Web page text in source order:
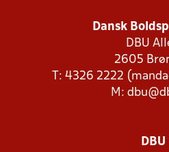
Dansk
DBU
2605
T: 4326 2222
M:
DBU